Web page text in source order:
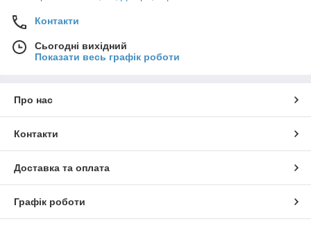
Контакти
Сьогодні вихідний
Показати весь графік роботи
Про нас
Контакти
Доставка та оплата
Графік роботи